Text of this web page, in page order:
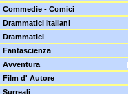
Commedie - Comici
Drammatici Italiani
Drammatici
Fantascienza
Avventura
Film d' Autore
Surreali